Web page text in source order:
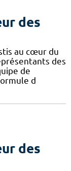
des
au cœur du
des
de
d
des